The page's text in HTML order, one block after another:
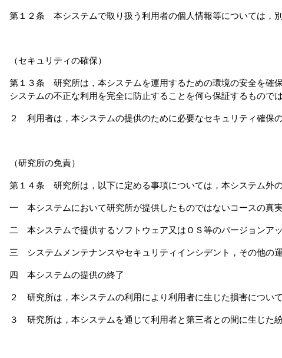
第１２条 本システムで取り扱う利用者の個人情報等については，
（セキュリティの確保）
第１３条 研究所は，本システムを運用するための環境の安全を確
システムの不正な利用を完全に防止することを何ら保証するもので
２ 利用者は，本システムの提供のために必要なセキュリティ確保
（研究所の免責）
第１４条 研究所は，以下に定める事項については，本システム外
一 本システムにおいて研究所が提供したものではないコースの真
二 本システムで提供するソフトウェア又はＯＳ等のバージョンア
三 システムメンテナンスやセキュリティインシデント，その他の
四 本システムの提供の終了
２ 研究所は，本システムの利用により利用者に生じた損害につい
３ 研究所は，本システムを通じて利用者と第三者との間に生じた